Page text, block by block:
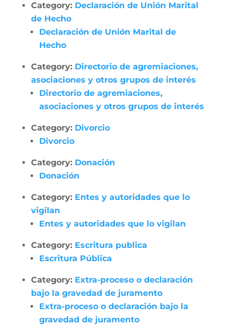
Category: Declaración de Unión Marital
de Hecho
Declaración de Unión Marital de
Hecho
Category: Directorio de agremiaciones,
asociaciones y otros grupos de interés
Directorio de agremiaciones,
asociaciones y otros grupos de interés
Category: Divorcio
Divorcio
Category: Donación
Donación
Category: Entes y autoridades que lo
vigilan
Entes y autoridades que lo vigilan
Category: Escritura publica
Escritura Pública
Category: Extra-proceso o declaración
bajo la gravedad de juramento
Extra-proceso o declaración bajo la
gravedad de juramento